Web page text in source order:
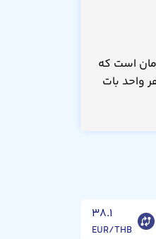
امروز پنجشنبه ۱۵ مرداد ۱۴۰۵، در بازار ۵,۶۶۰ تومان است که
است. هر واحد بات
۳۸.۱
EUR/THB